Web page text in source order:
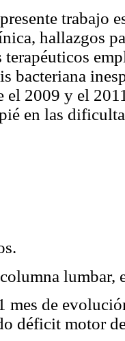
trabajo
hallazgos
bacteriana
el 2009 y el
en las
lumbar,
mes de
déficit motor